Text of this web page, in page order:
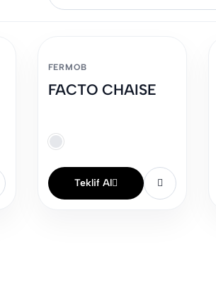
FERMOB
FACTO CHAISE
Teklif Al